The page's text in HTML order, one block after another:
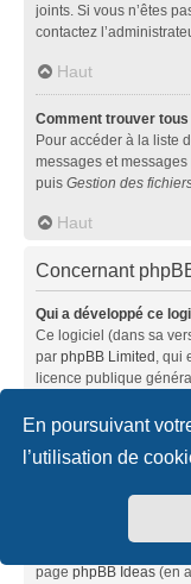
En poursuivant
l’utilisation de
joints. Si vous n’êtes
contactez
Haut
Comment trouver
Pour accéder à la liste
messages et
puis Gestion des
Haut
Concernant
Qui a développé ce
Ce logiciel (dans sa
par phpBB Limited, qui
licence publique
À propos de phpBB»
Haut
Ce logiciel a été
vous pensez qu’une
page phpBB Ideas (en